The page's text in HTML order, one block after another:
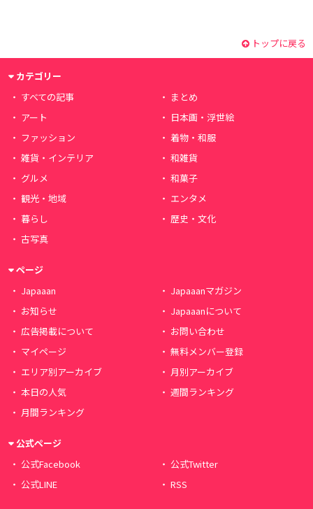
トップに戻る
カテゴリー
すべての記事
まとめ
アート
日本画・浮世絵
ファッション
着物・和服
雑貨・インテリア
和雑貨
グルメ
和菓子
観光・地域
エンタメ
暮らし
歴史・文化
古写真
ページ
Japaaan
Japaaanマガジン
お知らせ
Japaaanについて
広告掲載について
お問い合わせ
マイページ
無料メンバー登録
エリア別アーカイブ
月別アーカイブ
本日の人気
週間ランキング
月間ランキング
公式ページ
公式Facebook
公式Twitter
公式LINE
RSS